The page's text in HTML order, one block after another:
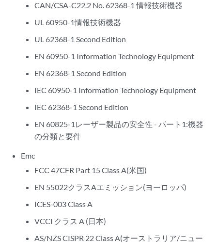
CAN/CSA-C22.2 No. 62368-1 情報技術機器
UL 60950-1情報技術機器
UL 62368-1 Second Edition
EN 60950-1 Information Technology Equipment
EN 62368-1 Second Edition
IEC 60950-1 Information Technology Equipment
IEC 62368-1 Second Edition
EN 60825-1レーザー製品の安全性 - パート1:機器
の分類と要件
Emc
FCC 47CFR Part 15 Class A(米国)
EN 55022クラスAエミッション(ヨーロッパ)
ICES-003 Class A
VCCI クラス A (日本)
AS/NZS CISPR 22 Class A(オーストラリア/ニュー